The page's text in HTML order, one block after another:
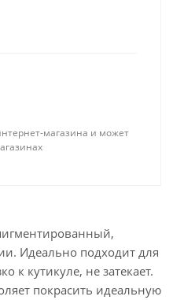
магазина и может
Идеально подходит для
к кутикуле, не затекает.
покрасить идеальную